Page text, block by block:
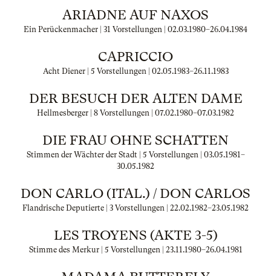
ARIADNE AUF NAXOS
Ein Perückenmacher | 31 Vorstellungen | 02.03.1980–26.04.1984
CAPRICCIO
Acht Diener | 5 Vorstellungen | 02.05.1983–26.11.1983
DER BESUCH DER ALTEN DAME
Hellmesberger | 8 Vorstellungen | 07.02.1980–07.03.1982
DIE FRAU OHNE SCHATTEN
Stimmen der Wächter der Stadt | 5 Vorstellungen | 03.05.1981–
30.05.1982
DON CARLO (ITAL.) / DON CARLOS
Flandrische Deputierte | 3 Vorstellungen | 22.02.1982–23.05.1982
LES TROYENS (AKTE 3-5)
Stimme des Merkur | 5 Vorstellungen | 23.11.1980–26.04.1981